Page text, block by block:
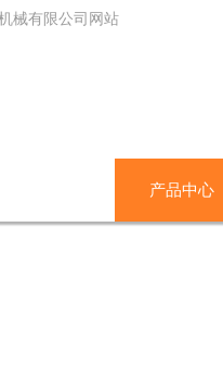
械有限公司网站
产品中心